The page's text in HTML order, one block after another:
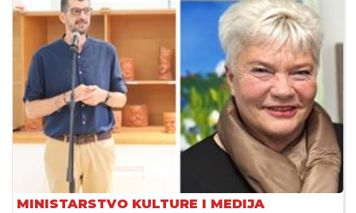
MINISTARSTVO KULTURE I MEDIJA